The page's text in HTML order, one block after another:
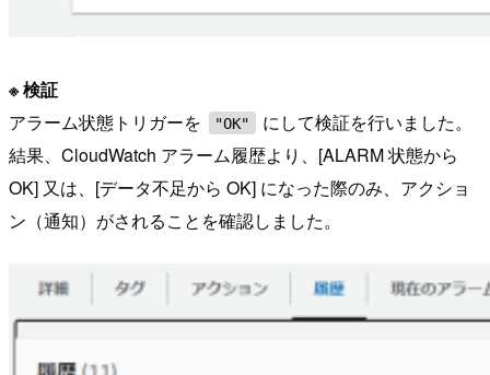
※ 検証
アラーム状態トリガーを
"OK"
にして検証を行いました。
結果、CloudWatch アラーム履歴より、[ALARM 状態から
OK] 又は、[データ不足から OK] になった際のみ、アクショ
ン（通知）がされることを確認しました。